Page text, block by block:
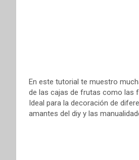
En este tutorial te muestro
de las cajas de frutas como las
Ideal para la decoración de
amantes del diy y las